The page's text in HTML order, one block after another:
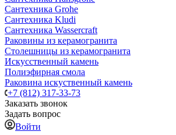
Сантехника Grohe
Сантехника Kludi
Сантехника Wassercraft
Раковины из керамогранита
Столешницы из керамогранита
Искусственный камень
Полиэфирная смола
Раковина искуственный камень
+7 (812) 317-33-73
Заказать звонок
Задать вопрос
Войти